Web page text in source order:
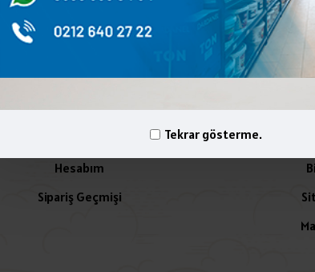
Tekrar gösterme.
Pinterest
WhatsApp
Email
Hesabım
Sipariş Geçmişi